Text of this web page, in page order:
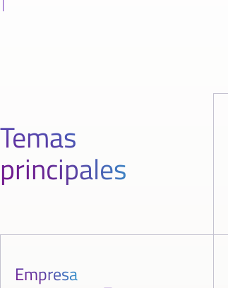
Temas
principales
Empresa